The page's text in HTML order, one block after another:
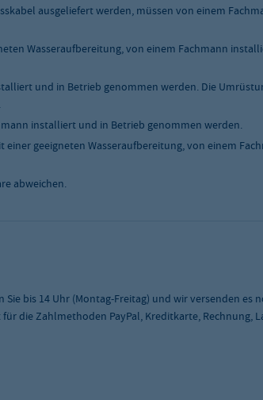
ausgeliefert werden, müssen von einem
Wasseraufbereitung, von einem Fachmann
und in Betrieb genommen werden. Die
installiert und in Betrieb genommen werden.
einer geeigneten Wasseraufbereitung, von einem
abweichen.
bis 14 Uhr (Montag-Freitag) und wir versenden es
die Zahlmethoden PayPal, Kreditkarte, Rechnung,